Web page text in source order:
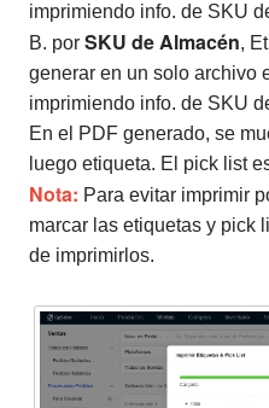
imprimiendo info. de SKU
B. por SKU de Almacén,
generar en un solo archivo
imprimiendo info. de SKU
En el PDF generado, se
luego etiqueta. El pick list
Nota: Para evitar imprimir
marcar las etiquetas y pick
de imprimirlos.